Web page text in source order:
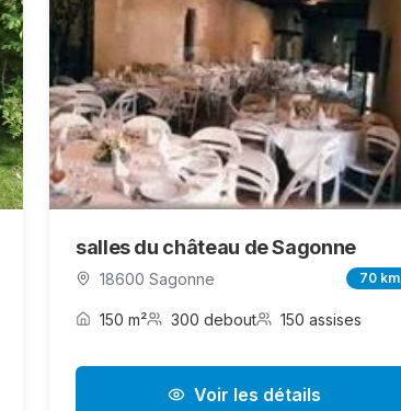
salles du château de Sagonne
18600 Sagonne 70 km
150 m² 300 debout 150 assises
Voir les détails